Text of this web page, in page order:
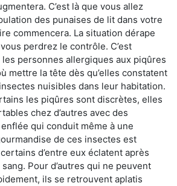
C’est là que vous allez
des punaises de lit dans votre
commencera. La situation dérape
perdrez le contrôle. C’est
personnes allergiques aux piqûres
mettre la tête dès qu’elles constatent
nuisibles dans leur habitation.
les piqûres sont discrètes, elles
chez d’autres avec des
qui conduit même à une
de ces insectes est
d’entre eux éclatent après
Pour d’autres qui ne peuvent
ils se retrouvent aplatis